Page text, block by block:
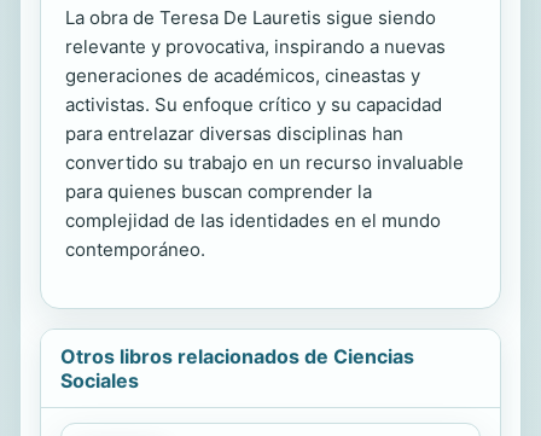
La obra de Teresa De Lauretis sigue siendo
relevante y provocativa, inspirando a nuevas
generaciones de académicos, cineastas y
activistas. Su enfoque crítico y su capacidad
para entrelazar diversas disciplinas han
convertido su trabajo en un recurso invaluable
para quienes buscan comprender la
complejidad de las identidades en el mundo
contemporáneo.
Otros libros relacionados de Ciencias
Sociales